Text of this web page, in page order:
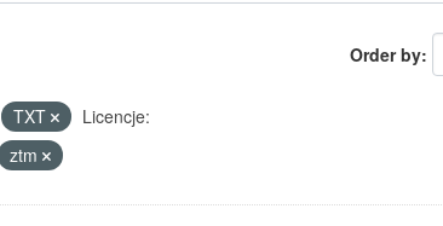
Order by
TXT
Licencje:
ztm